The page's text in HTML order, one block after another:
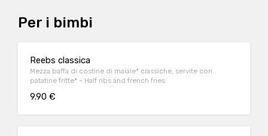
Per i bimbi
Reebs classica
Mezza baffa di costine di maiale* classiche, servite con
patatine fritte* - Half ribs and french fries
9.90 €